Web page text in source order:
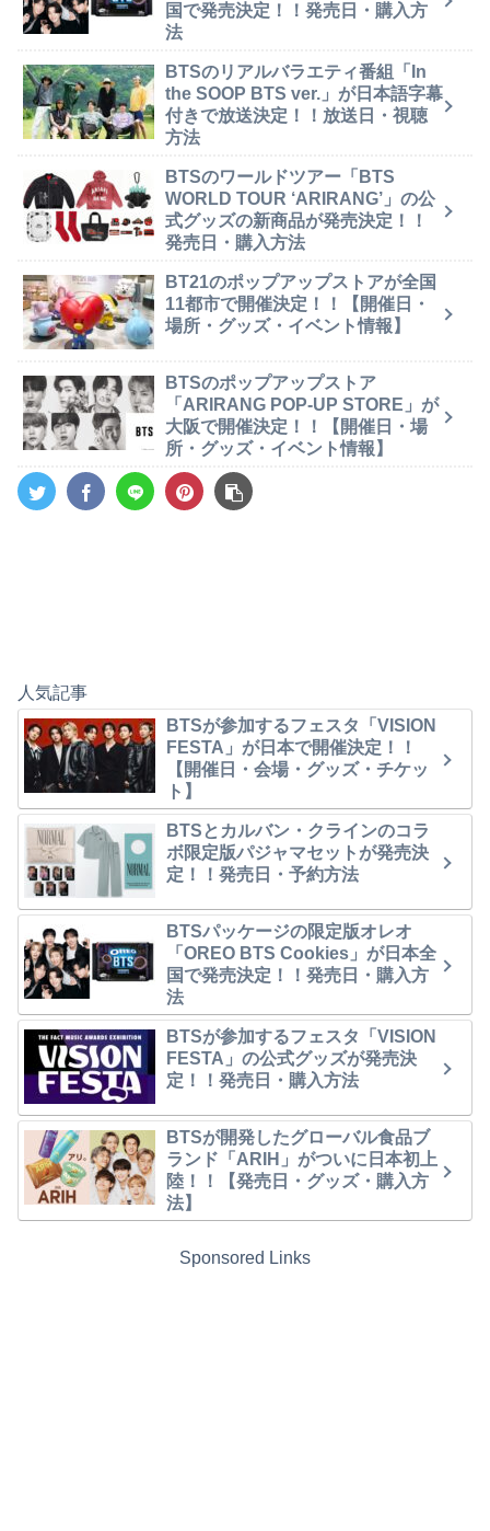
国で発売決定！！発売日・購入方
法
BTSのリアルバラエティ番組「In
the SOOP BTS ver.」が日本語字幕
付きで放送決定！！放送日・視聴
方法
BTSのワールドツアー「BTS
WORLD TOUR ‘ARIRANG’」の公
式グッズの新商品が発売決定！！
発売日・購入方法
BT21のポップアップストアが全国
11都市で開催決定！！【開催日・
場所・グッズ・イベント情報】
BTSのポップアップストア
「ARIRANG POP-UP STORE」が
大阪で開催決定！！【開催日・場
所・グッズ・イベント情報】
人気記事
BTSが参加するフェスタ「VISION
FESTA」が日本で開催決定！！
【開催日・会場・グッズ・チケッ
ト】
BTSとカルバン・クラインのコラ
ボ限定版パジャマセットが発売決
定！！発売日・予約方法
BTSパッケージの限定版オレオ
「OREO BTS Cookies」が日本全
国で発売決定！！発売日・購入方
法
BTSが参加するフェスタ「VISION
FESTA」の公式グッズが発売決
定！！発売日・購入方法
BTSが開発したグローバル食品ブ
ランド「ARIH」がついに日本初上
陸！！【発売日・グッズ・購入方
法】
Sponsored Links